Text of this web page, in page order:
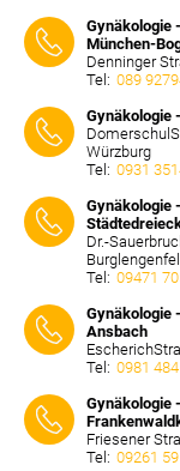
Gynäkologie
München-
Denninger
Tel: 089
Gynäkologie
Würzburg
Tel: 0931
Gynäkologie
Dr.-
Tel: 09471
Gynäkologie
Ansbach
Tel: 0981
Gynäkologie
Friesener
Tel: 09261